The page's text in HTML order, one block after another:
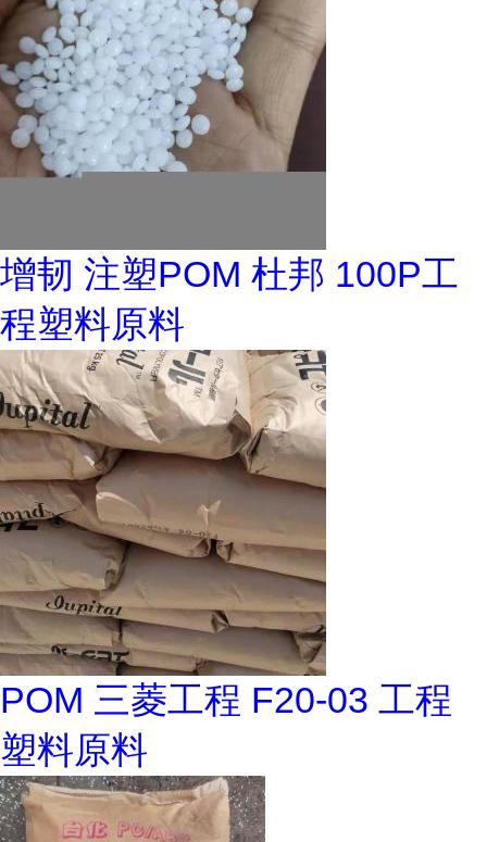
增韧 注塑POM 杜邦 100P工
程塑料原料
POM 三菱工程 F20-03 工程
塑料原料